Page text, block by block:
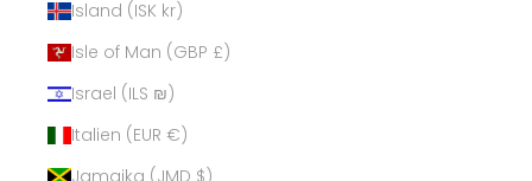
Island (ISK kr)
Isle of Man (GBP £)
Israel (ILS ₪)
Italien (EUR €)
Jamaika (JMD $)